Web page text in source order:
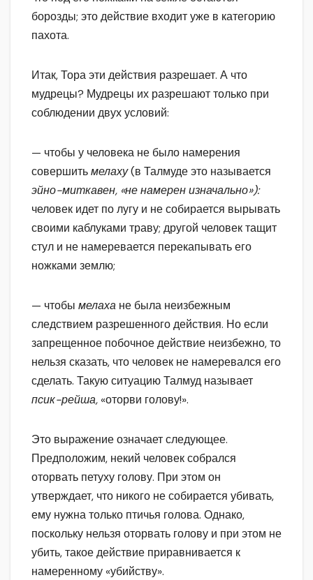
борозды; это действие входит уже в категорию
пахота.
Итак, Тора эти действия разрешает. А что
мудрецы? Мудрецы их разрешают только при
соблюдении двух условий:
— чтобы у человека не было намерения
совершитьмелаху(в Талмуде это называется
эйно-миткавен, «не намерен изначально»):
человек идет по лугу и не собирается вырывать
своими каблуками траву; другой человек тащит
стул и не намеревается перекапывать его
ножками землю;
— чтобы мелаха не была неизбежным
следствием разрешенного действия. Но если
запрещенное побочное действие неизбежно, то
нельзя сказать, что человек не намеревался его
сделать. Такую ситуацию Талмуд называет
псик-рейша,«оторви голову!».
Это выражение означает следующее.
Предположим, некий человек собрался
оторвать петуху голову. При этом он
утверждает, что никого не собирается убивать,
ему нужна только птичья голова. Однако,
поскольку нельзя оторвать голову и при этом не
убить, такое действие приравнивается к
намеренному «убийству».